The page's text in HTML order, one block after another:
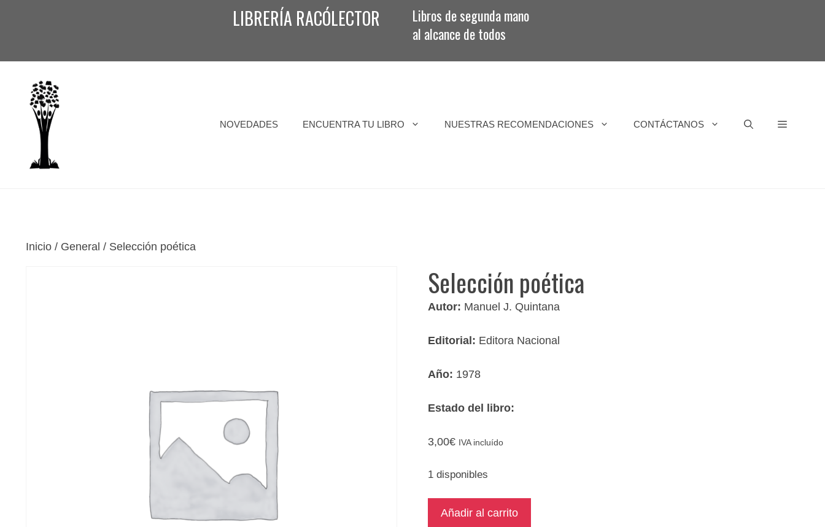
LIBRERÍA RACÓLECTOR
Libros de segunda mano
al alcance de todos
NOVEDADES ENCUENTRA TU LIBRO NUESTRAS RECOMENDACIONES CONTÁCTANOS
Inicio / General / Selección poética
Selección poética
Autor: Manuel J. Quintana
Editorial: Editora Nacional
Año: 1978
Estado del libro:
3,00€ IVA incluído
1 disponibles
Selección
Añadir al carrito